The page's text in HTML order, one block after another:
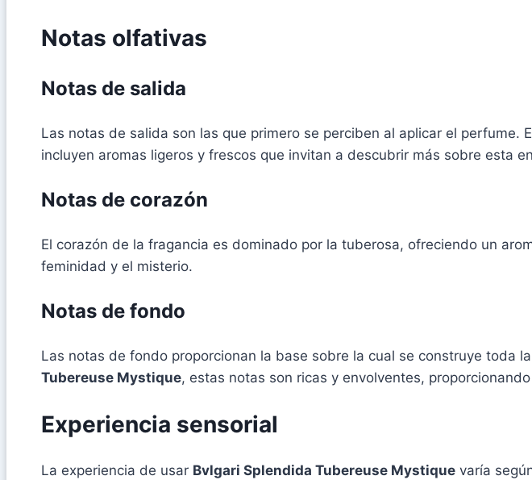
Notas olfativas
Notas de salida
Las notas de salida son las que primero se perciben al aplicar el perfume.
incluyen aromas ligeros y frescos que invitan a descubrir más sobre esta
Notas de corazón
El corazón de la fragancia es dominado por la tuberosa, ofreciendo un
feminidad y el misterio.
Notas de fondo
Las notas de fondo proporcionan la base sobre la cual se construye toda
Tubereuse Mystique, estas notas son ricas y envolventes,
Experiencia sensorial
La experiencia de usar Bvlgari Splendida Tubereuse Mystique varía